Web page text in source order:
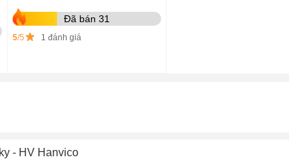
Đã bán 31
5/5 1 đánh giá
- HV Hanvico